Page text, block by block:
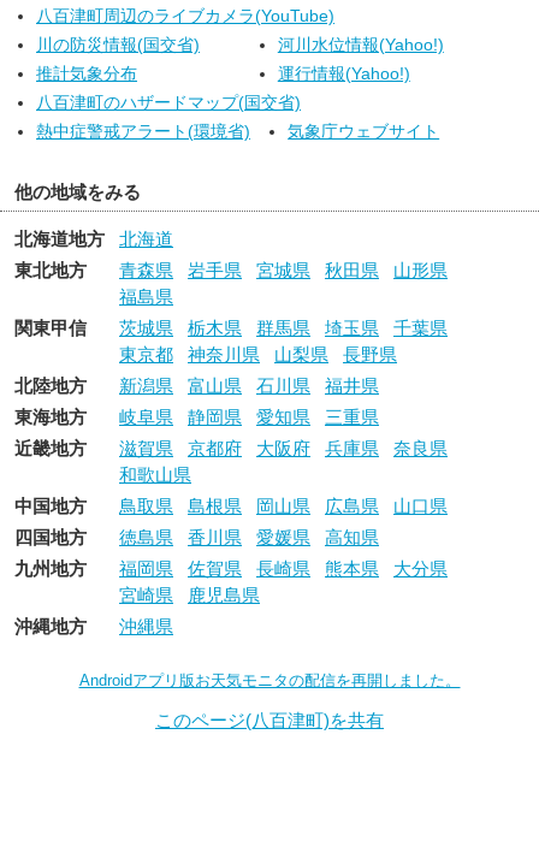
八百津町周辺のライブカメラ(YouTube)
川の防災情報(国交省)
河川水位情報(Yahoo!)
推計気象分布
運行情報(Yahoo!)
八百津町のハザードマップ(国交省)
熱中症警戒アラート(環境省)
気象庁ウェブサイト
他の地域をみる
北海道地方
北海道
東北地方
青森県 岩手県 宮城県 秋田県
山形県
福島県
関東甲信
茨城県 栃木県 群馬県 埼玉県
千葉県
東京都
神奈川県 山梨県
長野県
北陸地方
新潟県 富山県 石川県
福井県
東海地方
岐阜県 静岡県 愛知県
三重県
近畿地方
滋賀県 京都府 大阪府 兵庫県
奈良県
和歌山県
中国地方
鳥取県 島根県 岡山県 広島県
山口県
四国地方
徳島県 香川県 愛媛県
高知県
九州地方
福岡県 佐賀県 長崎県 熊本県
大分県
宮崎県
鹿児島県
沖縄地方
沖縄県
Androidアプリ版お天気モニタの配信を再開しました。
このページ(八百津町)を共有